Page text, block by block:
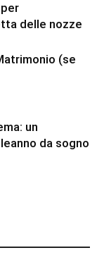
delle nozze
(se
un
da sogno